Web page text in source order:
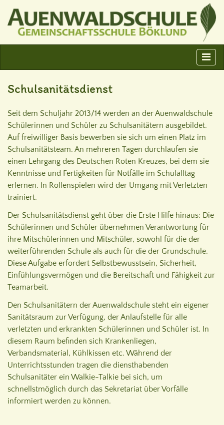
Schulsanitätsdienst
Seit dem Schuljahr 2013/14 werden an der Auenwaldschule
Schülerinnen und Schüler zu Schulsanitätern ausgebildet.
Auf freiwilliger Basis bewerben sie sich um einen Platz im
Schulsanitätsteam. An mehreren Tagen durchlaufen sie
einen Lehrgang des Deutschen Roten Kreuzes, bei dem sie
Kenntnisse und Fertigkeiten für Notfälle im Schulalltag
erlernen. In Rollenspielen wird der Umgang mit Verletzten
trainiert.
Der Schulsanitätsdienst geht über die Erste Hilfe hinaus: Die
Schülerinnen und Schüler übernehmen Verantwortung für
ihre Mitschülerinnen und Mitschüler, sowohl für die der
weiterführenden Schule als auch für die der Grundschule.
Diese Aufgabe erfordert Selbstbewusstsein, Sicherheit,
Einfühlungsvermögen und die Bereitschaft und Fähigkeit zur
Teamarbeit.
Den Schulsanitätern der Auenwaldschule steht ein eigener
Sanitätsraum zur Verfügung, der Anlaufstelle für alle
verletzten und erkrankten Schülerinnen und Schüler ist. In
diesem Raum befinden sich Krankenliegen,
Verbandsmaterial, Kühlkissen etc. Während der
Unterrichtsstunden tragen die diensthabenden
Schulsanitäter ein Walkie-Talkie bei sich, um
schnellstmöglich durch das Sekretariat über Vorfälle
informiert werden zu können.